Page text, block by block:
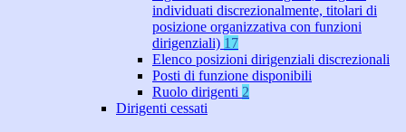
individuati discrezionalmente, titolari di
posizione organizzativa con funzioni
dirigenziali) 17
Elenco posizioni dirigenziali discrezionali
Posti di funzione disponibili
Ruolo dirigenti 2
Dirigenti cessati